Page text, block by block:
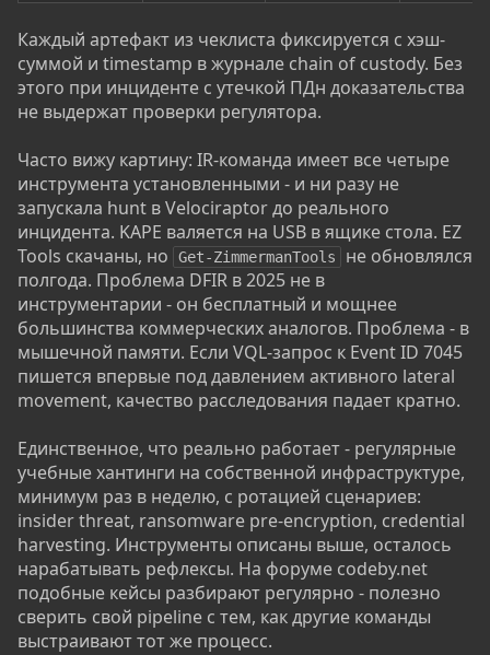
Каждый артефакт из чеклиста фиксируется с хэш-
суммой и timestamp в журнале chain of custody. Без
этого при инциденте с утечкой ПДн доказательства
не выдержат проверки регулятора.
Часто вижу картину: IR-команда имеет все четыре
инструмента установленными - и ни разу не
запускала hunt в Velociraptor до реального
инцидента. KAPE валяется на USB в ящике стола. EZ
Tools скачаны, но
Get-ZimmermanTools
не обновлялся
полгода. Проблема DFIR в 2025 не в
инструментарии - он бесплатный и мощнее
большинства коммерческих аналогов. Проблема - в
мышечной памяти. Если VQL-запрос к Event ID 7045
пишется впервые под давлением активного lateral
movement, качество расследования падает кратно.
Единственное, что реально работает - регулярные
учебные хантинги на собственной инфраструктуре,
минимум раз в неделю, с ротацией сценариев:
insider threat, ransomware pre-encryption, credential
harvesting. Инструменты описаны выше, осталось
нарабатывать рефлексы. На форуме codeby.net
подобные кейсы разбирают регулярно - полезно
сверить свой pipeline с тем, как другие команды
выстраивают тот же процесс.